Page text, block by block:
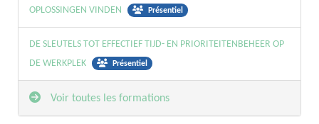
OPLOSSINGEN VINDEN
Présentiel
DE SLEUTELS TOT EFFECTIEF TIJD- EN PRIORITEITENBEHEER OP
DE WERKPLEK
Présentiel
Voir toutes les formations